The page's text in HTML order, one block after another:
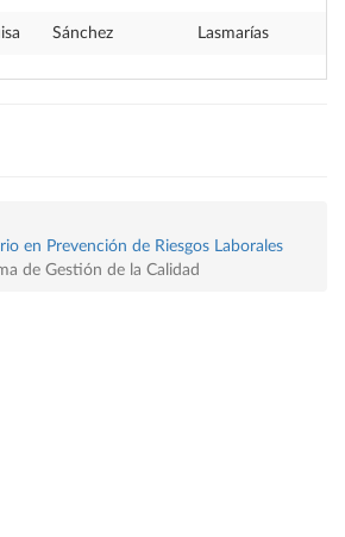
Sánchez Lasmarías
en Prevención de Riesgos Laborales
de Gestión de la Calidad